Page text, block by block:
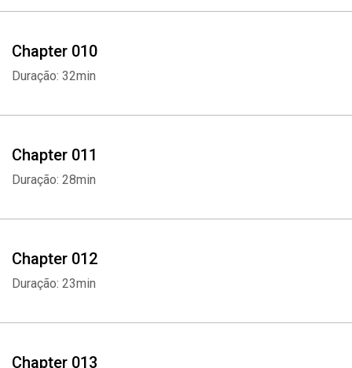
Chapter 010
Duração: 32min
Chapter 011
Duração: 28min
Chapter 012
Duração: 23min
Chapter 013